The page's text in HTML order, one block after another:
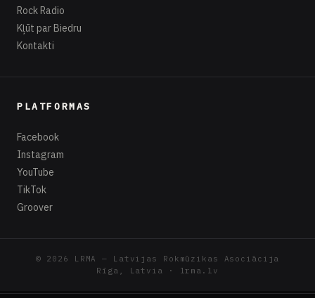
Rock Radio
Kļūt par Biedru
Kontakti
PLATFORMAS
Facebook
Instagram
YouTube
TikTok
Groover
© 2026 LRMA — Latvijas Rokmūzikas Asociācija
Rīga, Latvia · lrma.lv